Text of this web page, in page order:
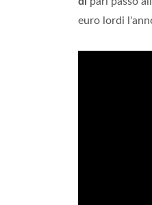
euro lordi